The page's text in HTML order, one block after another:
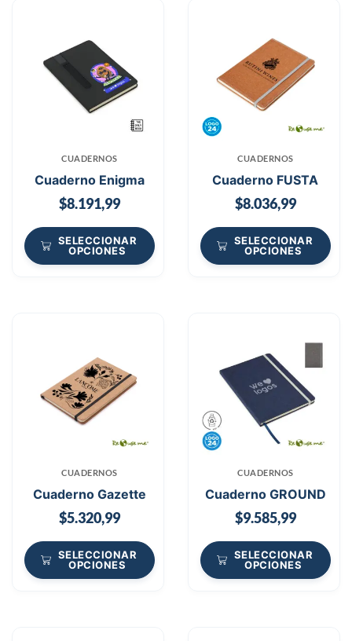
CUADERNOS
Cuaderno Enigma
$8.191,99
SELECCIONAR
OPCIONES
CUADERNOS
Cuaderno FUSTA
$8.036,99
SELECCIONAR
OPCIONES
CUADERNOS
Cuaderno Gazette
$5.320,99
SELECCIONAR
OPCIONES
CUADERNOS
Cuaderno GROUND
$9.585,99
SELECCIONAR
OPCIONES